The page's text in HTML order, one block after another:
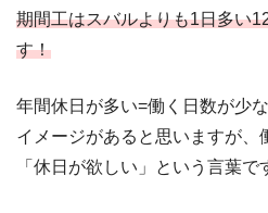
期間工はスバルよりも1日多い
す！
年間休日が多い=働く日数が少
イメージがあると思いますが、
「休日が欲しい」という言葉で